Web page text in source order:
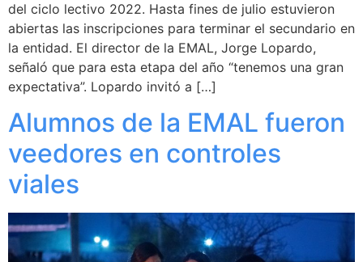
del ciclo lectivo 2022. Hasta fines de julio estuvieron
abiertas las inscripciones para terminar el secundario en
la entidad. El director de la EMAL, Jorge Lopardo,
señaló que para esta etapa del año “tenemos una gran
expectativa”. Lopardo invitó a […]
Alumnos de la EMAL fueron
veedores en controles
viales